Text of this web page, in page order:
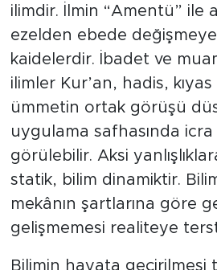
çatışmaz. İslami
ilimdir. İlmin “Amentü” ile
ezelden ebede
kaidelerdir. İbadet ve
ilimler Kur’an, hadis, kıyas
ümmetin ortak görüşü
uygulama safhasında icra
görülebilir. Aksi
statik, bilim dinamiktir.
mekânın şartlarına göre